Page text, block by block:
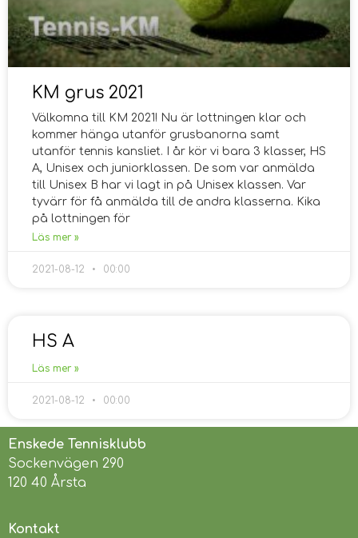
KM grus 2021
Välkomna till KM 2021! Nu är lottningen klar och
kommer hänga utanför grusbanorna samt
utanför tennis kansliet. I år kör vi bara 3 klasser, HS
A, Unisex och juniorklassen. De som var anmälda
till Unisex B har vi lagt in på Unisex klassen. Var
tyvärr för få anmälda till de andra klasserna. Kika
på lottningen för
Läs mer »
2021-08-12 00:00
HS A
Läs mer »
2021-08-12 00:00
Enskede Tennisklubb
Sockenvägen 290
120 40 Årsta
Kontakt